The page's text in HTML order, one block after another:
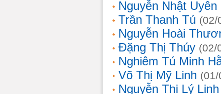
Nguyễn Nhật Uyên
Trần Thanh Tú (02/
Nguyễn Hoài
Đặng Thị Thúy (02/
Nghiêm Tú Minh
Võ Thị Mỹ Linh
Nguyễn Thị Lý Linh